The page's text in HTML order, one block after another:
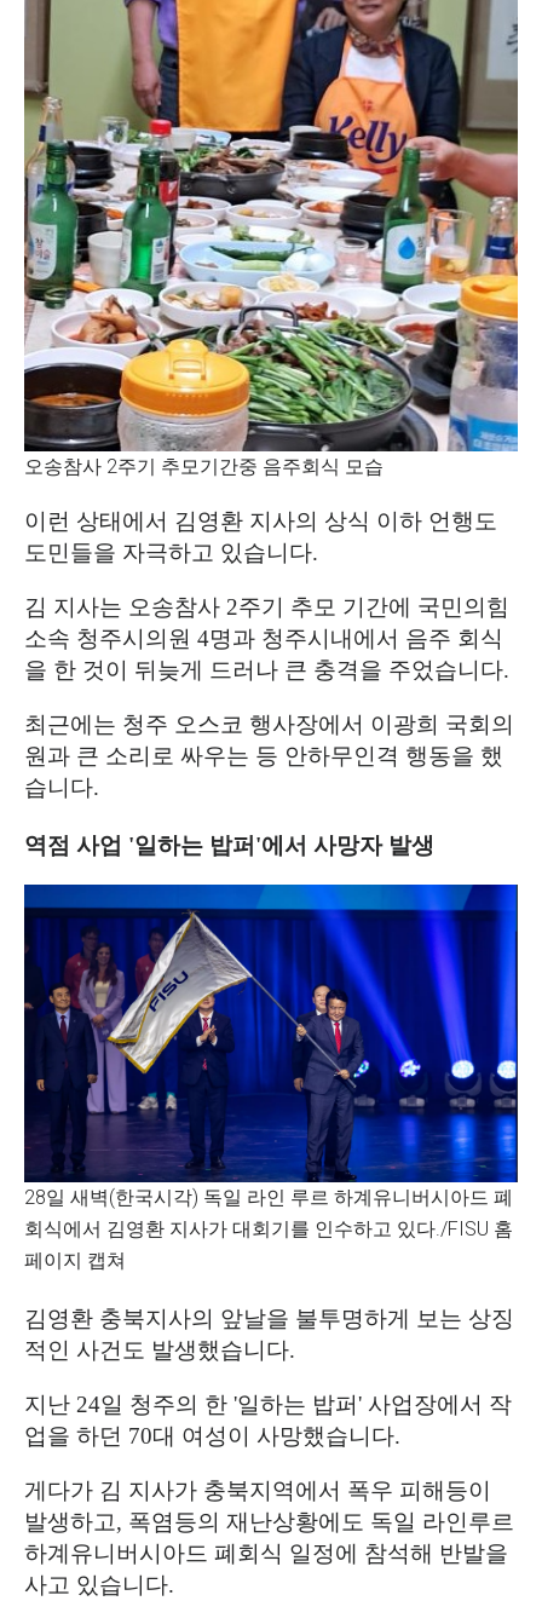
오송참사 2주기 추모기간중 음주회식 모습
이런 상태에서 김영환 지사의 상식 이하 언행도
도민들을 자극하고 있습니다.
김 지사는 오송참사 2주기 추모 기간에 국민의힘
소속 청주시의원 4명과 청주시내에서 음주 회식
을 한 것이 뒤늦게 드러나 큰 충격을 주었습니다.
최근에는 청주 오스코 행사장에서 이광희 국회의
원과 큰 소리로 싸우는 등 안하무인격 행동을 했
습니다.
역점 사업 '일하는 밥퍼 '에서 사망자 발생
28일 새벽(한국시각) 독일 라인 루르 하계유니버시아드 폐
회식에서 김영환 지사가 대회기를 인수하고 있다./FISU 홈
페이지 캡쳐
김영환 충북지사의 앞날을 불투명하게 보는 상징
적인 사건도 발생했습니다.
지난 24일 청주의 한 '일하는 밥퍼' 사업장에서 작
업을 하던 70대 여성이 사망했습니다.
게다가 김 지사가 충북지역에서 폭우 피해등이
발생하고, 폭염등의 재난상황에도 독일 라인루르
하계유니버시아드 폐회식 일정에 참석해 반발을
사고 있습니다.